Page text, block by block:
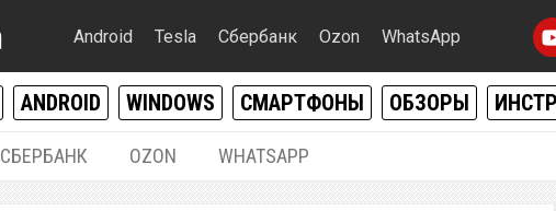
Android Tesla Сбербанк Ozon WhatsApp
ANDROID WINDOWS СМАРТФОНЫ ОБЗОРЫ
СБЕРБАНК OZON WHATSAPP